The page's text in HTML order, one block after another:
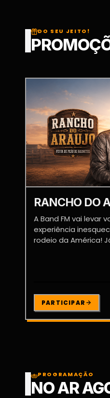
DO SEU JEITO!
RANCHO DO
A Band FM vai levar
experiência
rodeio da América!
PARTICIPAR
PROGRAMAÇÃO
NO AR